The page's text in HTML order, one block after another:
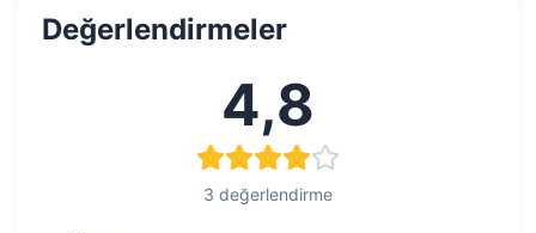
Değerlendirmeler
4,8
3 değerlendirme